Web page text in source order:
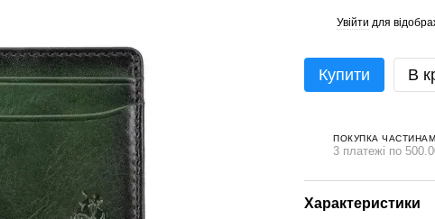
Увійти для
Купити В
ПОКУПКА
3 платежі по
Характеристики